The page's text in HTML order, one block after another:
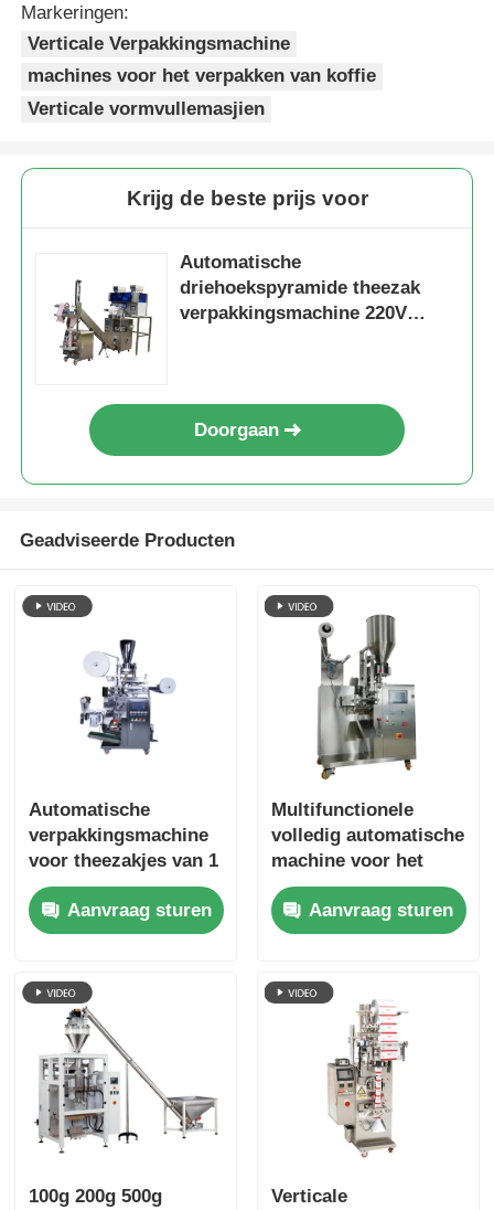
de verpakkingsmachine van de netwerkzak
Verticale Verpakkingsmachine
Verpakkingsmachine voor weegmachines met
Poeder verpakkingsmachine
Andere automaat
Gespesialiseerde productielijn
Markeringen:
Verticale Verpakkingsmachine
machines voor het verpakken van koffie
Verticale vormvullemasjien
Krijg de beste prijs voor
Automatische
driehoekspyramide theezak
verpakkingsmachine 220V
Doorgaan
Geadviseerde Producten
Automatische
verpakkingsmachine
voor theezakjes van 1
tot 10 g met binnen-
en buitenzak
Aanvraag sturen
Multifunctionele
volledig automatische
machine voor het
verpakken van
granulaten van
dranken 1-500 g
Aanvraag sturen
100g 200g 500g
Verticale